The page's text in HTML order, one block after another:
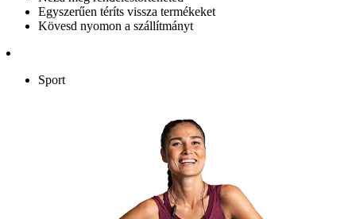
Egyszerűen téríts vissza termékeket
Kövesd nyomon a szállítmányt
Sport